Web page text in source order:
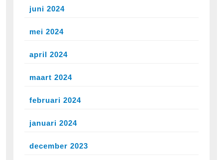
juni 2024
mei 2024
april 2024
maart 2024
februari 2024
januari 2024
december 2023